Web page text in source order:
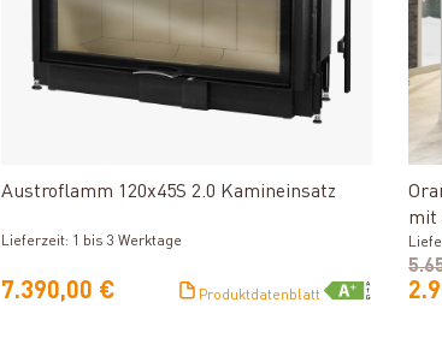
Austroflamm 120x45S 2.0 Kamineinsatz
Lieferzeit: 1 bis 3 Werktage
7.390,00 € Produktdatenblatt
mit